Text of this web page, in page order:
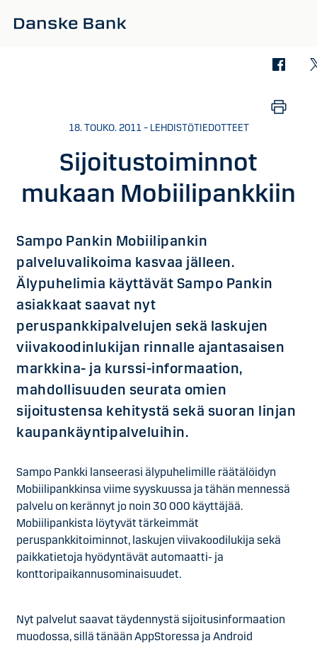
18. TOUKO. 2011 – LEHDISTÖTIEDOTTEET
Sijoitustoiminnot
mukaan Mobiilipankkiin
Sampo Pankin Mobiilipankin
palveluvalikoima kasvaa jälleen.
Älypuhelimia käyttävät Sampo Pankin
asiakkaat saavat nyt
peruspankkipalvelujen sekä laskujen
viivakoodinlukijan rinnalle ajantasaisen
markkina- ja kurssi-informaation,
mahdollisuuden seurata omien
sijoitustensa kehitystä sekä suoran linjan
kaupankäyntipalveluihin.
Sampo Pankki lanseerasi älypuhelimille räätälöidyn
Mobiilipankkinsa viime syyskuussa ja tähän mennessä
palvelu on kerännyt jo noin 30 000 käyttäjää.
Mobiilipankista löytyvät tärkeimmät
peruspankkitoiminnot, laskujen viivakoodilukija sekä
paikkatietoja hyödyntävät automaatti- ja
konttoripaikannusominaisuudet.
Nyt palvelut saavat täydennystä sijoitusinformaation
muodossa, sillä tänään AppStoressa ja Android